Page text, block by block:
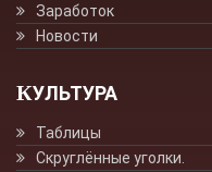
Заработок
Новости
КУЛЬТУРА
Таблицы
Скруглённые уголки.